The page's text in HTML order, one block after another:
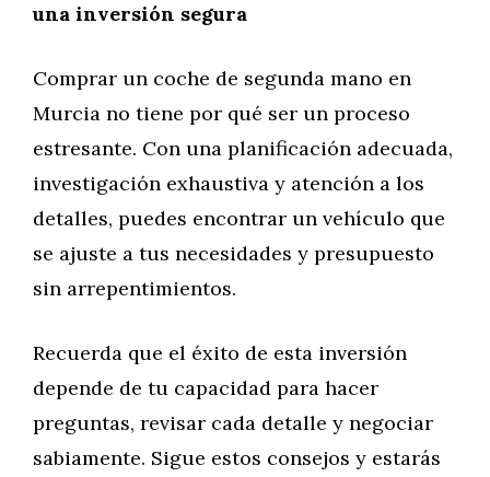
una inversión segura
Comprar un coche de segunda mano en
Murcia no tiene por qué ser un proceso
estresante. Con una planificación adecuada,
investigación exhaustiva y atención a los
detalles, puedes encontrar un vehículo que
se ajuste a tus necesidades y presupuesto
sin arrepentimientos.
Recuerda que el éxito de esta inversión
depende de tu capacidad para hacer
preguntas, revisar cada detalle y negociar
sabiamente. Sigue estos consejos y estarás